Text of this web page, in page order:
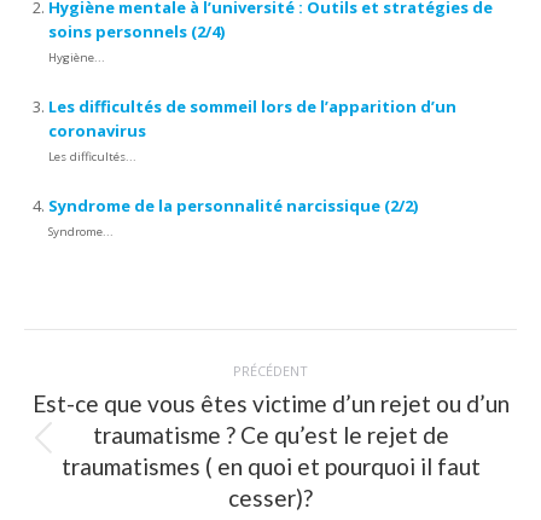
Hygiène mentale à l’université : Outils et stratégies de
soins personnels (2/4)
Hygiène...
Les difficultés de sommeil lors de l’apparition d’un
coronavirus
Les difficultés...
Syndrome de la personnalité narcissique (2/2)
Syndrome...
PRÉCÉDENT
Article
précédent
:
Est-ce que vous êtes victime d’un rejet ou d’un
traumatisme ? Ce qu’est le rejet de
traumatismes ( en quoi et pourquoi il faut
cesser)?